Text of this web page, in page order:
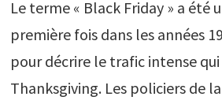
Le terme « Black Friday » a été
première fois dans les années
pour décrire le trafic intense
Thanksgiving. Les policiers de